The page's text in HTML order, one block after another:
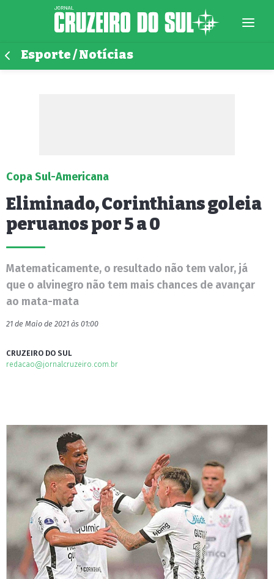
Esporte / Notícias
Copa Sul-Americana
Eliminado, Corinthians goleia
peruanos por 5 a 0
Matematicamente, o resultado não tem valor, já
que o alvinegro não tem mais chances de avançar
ao mata-mata
21 de Maio de 2021 às 01:00
CRUZEIRO DO SUL
redacao@jornalcruzeiro.com.br